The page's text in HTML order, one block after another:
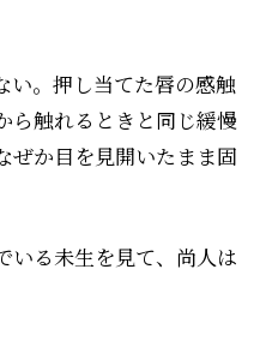
。押し当てた唇の感触
ら触れるときと同じ緩慢
ぜか目を見開いたまま固
る未生を見て、尚人は